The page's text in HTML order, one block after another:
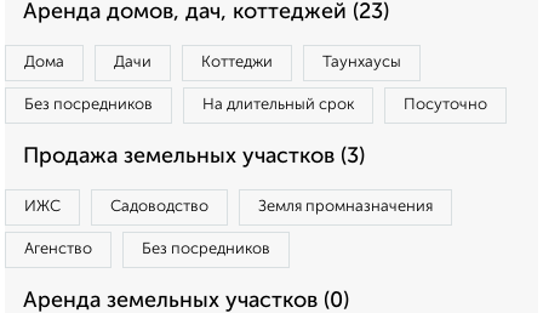
Аренда домов, дач, коттеджей (23)
Дома Дачи Коттеджи Таунхаусы
Без посредников На длительный срок Посуточно
Продажа земельных участков (3)
ИЖС Садоводство Земля промназначения
Агенство Без посредников
Аренда земельных участков (0)